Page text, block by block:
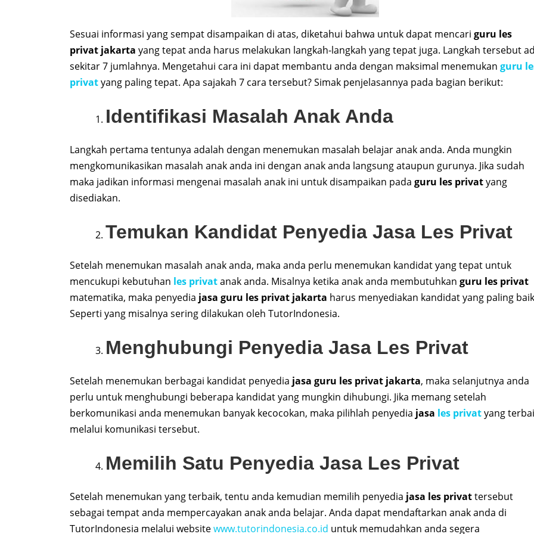
Sesuai informasi yang sempat disampaikan di atas, diketahui bahwa untuk dapat mencari guru les
privat jakarta yang tepat anda harus melakukan langkah-langkah yang tepat juga. Langkah tersebut
sekitar 7 jumlahnya. Mengetahui cara ini dapat membantu anda dengan maksimal menemukan guru
privatyang paling tepat. Apa sajakah 7 cara tersebut? Simak penjelasannya pada bagian berikut:
Identifikasi Masalah Anak Anda
Langkah pertama tentunya adalah dengan menemukan masalah belajar anak anda. Anda mungkin
mengkomunikasikan masalah anak anda ini dengan anak anda langsung ataupun gurunya. Jika sudah
maka jadikan informasi mengenai masalah anak ini untuk disampaikan pada guru les privatyang
disediakan.
Temukan Kandidat Penyedia Jasa Les Privat
Setelah menemukan masalah anak anda, maka anda perlu menemukan kandidat yang tepat untuk
mencukupi kebutuhan les privatanak anda. Misalnya ketika anak anda membutuhkan guru les privat
matematika, maka penyedia jasa guru les privat jakarta harus menyediakan kandidat yang paling
Seperti yang misalnya sering dilakukan oleh TutorIndonesia.
Menghubungi Penyedia Jasa Les Privat
Setelah menemukan berbagai kandidat penyedia jasa guru les privat jakarta, maka selanjutnya anda
perlu untuk menghubungi beberapa kandidat yang mungkin dihubungi. Jika memang setelah
berkomunikasi anda menemukan banyak kecocokan, maka pilihlah penyedia jasa les privatyang
melalui komunikasi tersebut.
Memilih Satu Penyedia Jasa Les Privat
Setelah menemukan yang terbaik, tentu anda kemudian memilih penyedia jasa les privattersebut
sebagai tempat anda mempercayakan anak anda belajar. Anda dapat mendaftarkan anak anda di
TutorIndonesia melalui websitewww.tutorindonesia.co.id untuk memudahkan anda segera